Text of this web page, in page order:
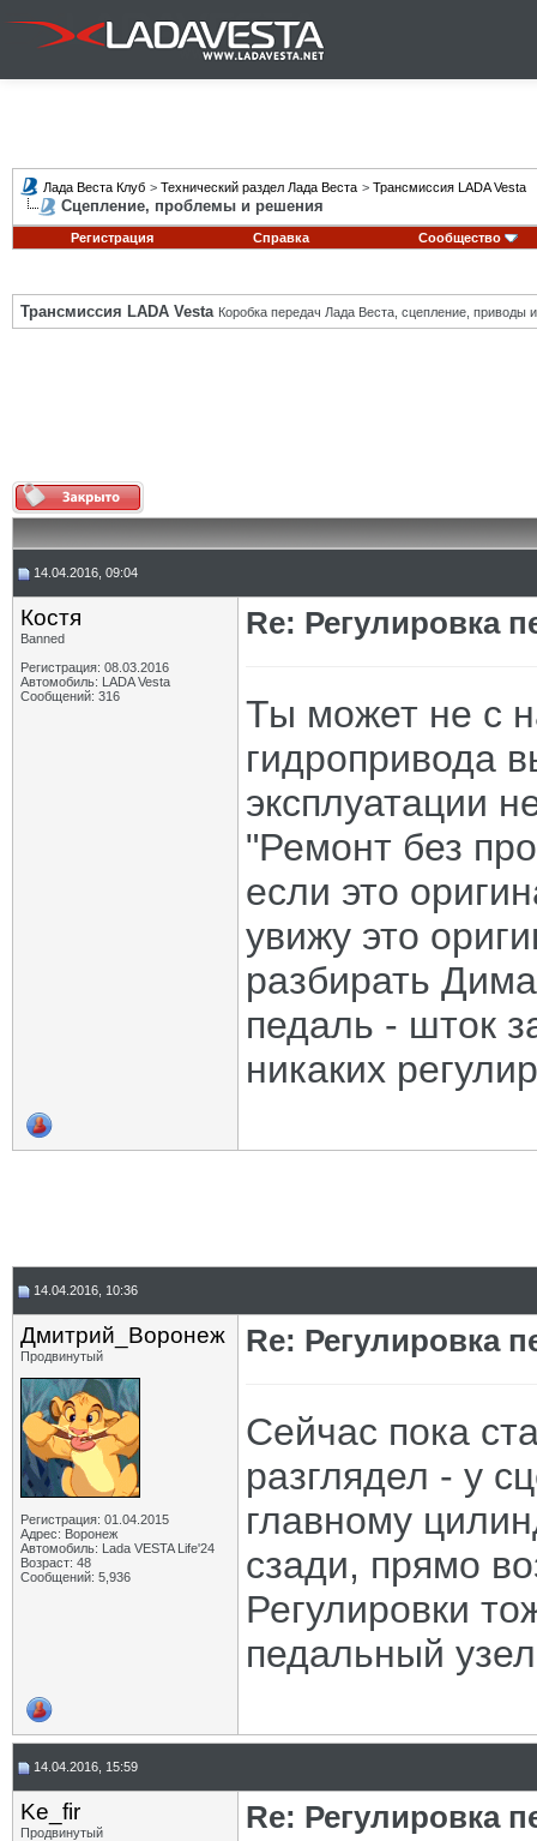
Лада Веста Клуб > Технический раздел Лада Веста > Трансмиссия LADA Vesta
Сцепление, проблемы и решения
Регистрация Справка Сообщество
Трансмиссия LADA Vesta Коробка передач Лада Веста, сцепление, приводы и
14.04.2016, 09:04
Костя
Banned
Регистрация: 08.03.2016
Автомобиль: LADA Vesta
Сообщений: 316
Re: Регулировка
Ты может не с
гидропривода
эксплуатации
"Ремонт без
если это
увижу это
разбирать
педаль - шток
никаких
14.04.2016, 10:36
Дмитрий_Воронеж
Продвинутый
Регистрация: 01.04.2015
Адрес: Воронеж
Автомобиль: Lada VESTA Life'24
Возраст: 48
Сообщений: 5,936
Re: Регулировка
Сейчас пока
разглядел - у
главному
сзади, прямо
Регулировки
педальный
14.04.2016, 15:59
Ke_fir
Продвинутый
Re: Регулировка